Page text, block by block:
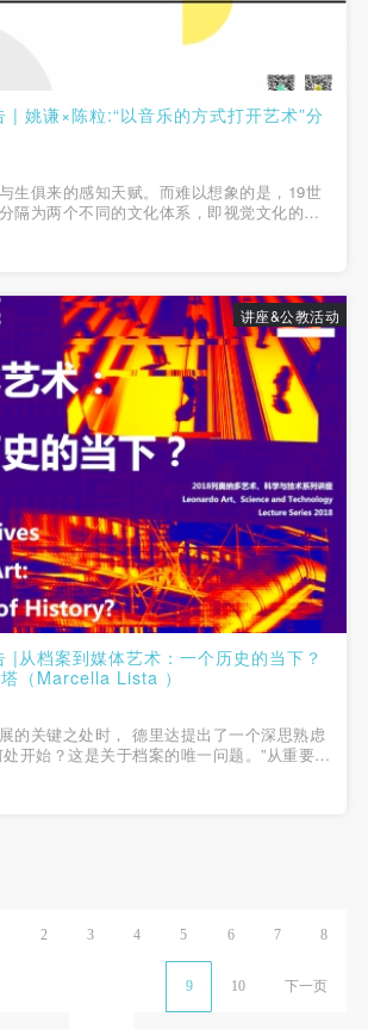
| 姚谦×陈粒:“以音乐的方式打开艺术”分
生俱来的感知天赋。而难以想象的是，19世
隔为两个不同的文化体系，即视觉文化的当
大众流行音乐。直到19世纪晚期，随着艺术
圈越来越重合，二者的界限才变得较为模
讲座&公教活动
|从档案到媒体艺术：一个历史的当下？
（Marcella Lista ）
的关键之处时， 德里达提出了一个深思熟虑
开始？这是关于档案的唯一问题。”从重要的
利斯·马克，到当下那些探讨媒介和记忆的交
看到超越了对档案的记录性使用的实验性的
2 3 4 5 6 7 8
9 10 下一页